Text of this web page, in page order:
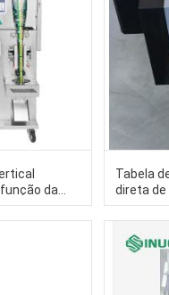
da
grânulo
Tabela
direta de
de